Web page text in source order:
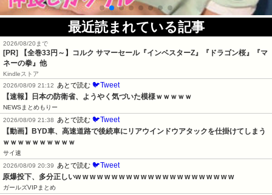
最近読まれている記事
2026/08/20まで
[PR]
【全巻33円～】コルク サマーセール『インベスターZ』『ドラゴン桜』『マ
ネーの拳』他
Kindleストア
2026/08/09 21:12
あとで読む 🐦Tweet
【速報】日本の防衛省、ようやく気づいた模様ｗｗｗｗｗ
NEWSまとめもりー
2026/08/09 21:38
あとで読む 🐦Tweet
【動画】BYD車、高速道路で後続車にリアウインドウアタックを仕掛けてしまう
ｗｗｗｗｗｗｗｗｗｗ
サイ速
2026/08/09 20:39
あとで読む 🐦Tweet
原爆投下、多分正しいw w w w w w w w w w w w w w w w w w w w w w
ガールズVIPまとめ